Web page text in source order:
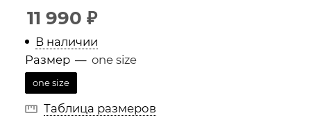
11 990 ₽
В наличии
Размер — one size
one size
Таблица размеров